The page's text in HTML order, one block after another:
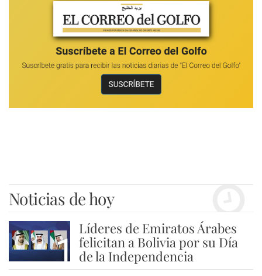
Noticias de hoy
1
Líderes de Emiratos Árabes
felicitan a Bolivia por su Día
de la Independencia